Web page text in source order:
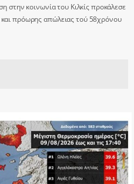
στην κοινωνία του Κιλκίς προκάλεσε
και πρόωρης απώλειας τού 58χρόνου